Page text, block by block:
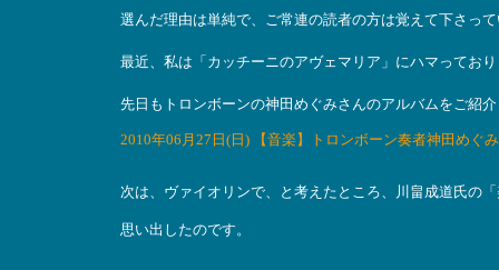
選んだ理由は単純で、ご常連の読者の方は覚えて下さっ
最近、私は「カッチーニのアヴェマリア」にハマってお
先日もトロンボーンの神田めぐみさんのアルバムをご紹
2010年06月27日(日) 【音楽】トロンボーン奏者神田めぐ
次は、ヴァイオリンで、と考えたところ、川畠成道氏の
思い出したのです。